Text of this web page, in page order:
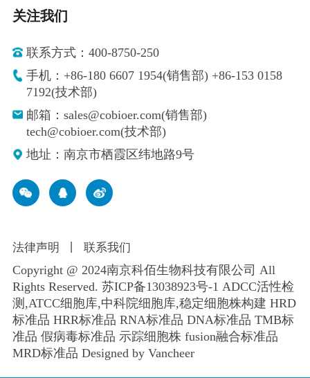
关注我们
联系方式：400-8750-250
手机：+86-180 6607 1954(销售部) +86-153 0158
7192(技术部)
邮箱：sales@cobioer.com(销售部)
tech@cobioer.com(技术部)
地址：南京市栖霞区纬地路9号
法律声明 联系我们
Copyright @ 2024南京科佰生物科技有限公司 All
Rights Reserved. 苏ICP备13038923号-1 ADCC活性检
测,ATCC细胞库,中科院细胞库,稳定细胞株构建 HRD
标准品 HRR标准品 RNA标准品 DNA标准品 TMB标
准品 假病毒标准品 示踪细胞株 fusion融合标准品
MRD标准品 Designed by Vancheer